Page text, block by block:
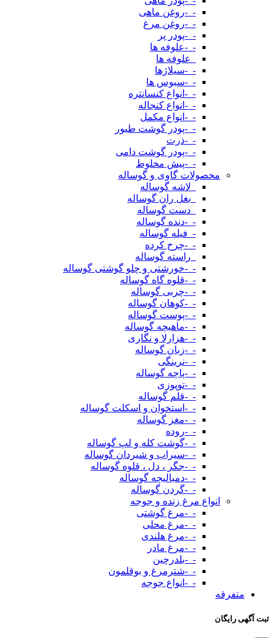
-_-روغن ماهی
-_-روغن مرغ
-_-پودر پر
-_-علوفه ها
_علوفه ها
-_-سیلاژها
-_-سبوس ها
-_-انواع کنسانتره
-_-انواع کنجاله
-_-انواع مکمل
-_-پودر گوشت طیور
-_-ذرت
-_-پودر گوشت دامی
-_-پیش مخلوط
محصولات گاوی و گوساله
_لاشه گوساله
_بغل ران گوساله
_دست گوساله
-_-دنده گوساله
-_فیله گوساله
-_-چرخ کرده
_راسته گوساله
-_-خورشتی و چلو گوشتی گوساله
-_-قلوه گاه گوساله
-_-چربی گوساله
-_-کوهان گوساله
-_-پوست گوساله
-_-ماهیچه گوساله
-_-هزارلا و نگاری
-_-زبان گوساله
-_-نرینگی
-_-پاچه گوساله
-_-توپوزی
-_-قلم گوساله
-_-استخوان و اسکلت گوساله
-_-مغز گوساله
-_-روده
-_-گوشت کله و لپ گوساله
-_-سیراب و شیردان گوساله
-_-جگر ، دل ، قلوه گوساله
-_-دمبالیچه گوساله
-_-گردن گوساله
انواع مرغ زنده و جوجه
-_-مرغ گوشتی
-_-مرغ محلی
-_-مرغ هلندی
-_-مرغ مادر
-_-بلدرچین
-_-شترمرغ و بوقلمون
-_-انواع جوجه
متفرقه
ثبت آگهی رایگان